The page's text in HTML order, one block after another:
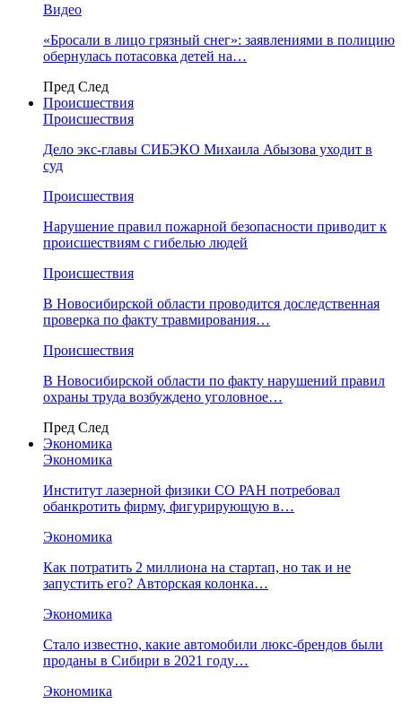
Видео
«Бросали в лицо грязный снег»: заявлениями в полицию
обернулась потасовка детей на…
Пред След
Происшествия
Происшествия
Дело экс-главы СИБЭКО Михаила Абызова уходит в
суд
Происшествия
Нарушение правил пожарной безопасности приводит к
происшествиям с гибелью людей
Происшествия
В Новосибирской области проводится доследственная
проверка по факту травмирования…
Происшествия
В Новосибирской области по факту нарушений правил
охраны труда возбуждено уголовное…
Пред След
Экономика
Экономика
Институт лазерной физики СО РАН потребовал
обанкротить фирму, фигурирующую в…
Экономика
Как потратить 2 миллиона на стартап, но так и не
запустить его? Авторская колонка…
Экономика
Стало известно, какие автомобили люкс-брендов были
проданы в Сибири в 2021 году…
Экономика